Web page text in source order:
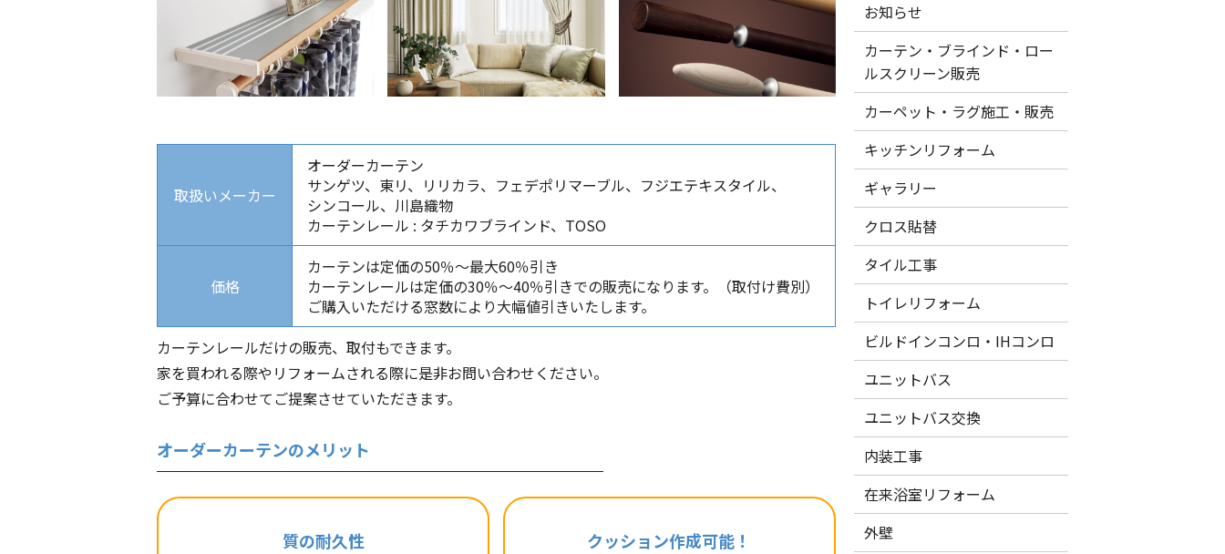
取扱いメーカー
オーダーカーテン
サンゲツ、東リ、リリカラ、フェデポリマーブル、フジエテキスタイル、
シンコール、川島織物
カーテンレール : タチカワブラインド、TOSO
価格
カーテンは定価の50％～最大60％引き
カーテンレールは定価の30％～40％引きでの販売になります。（取付け費別）
ご購入いただける窓数により大幅値引きいたします。
カーテンレールだけの販売、取付もできます。
家を買われる際やリフォームされる際に是非お問い合わせください。
ご予算に合わせてご提案させていただきます。
オーダーカーテンのメリット
質の耐久性 クッション作成可能！
お知らせ
カーテン・ブラインド・ロー
ルスクリーン販売
カーペット・ラグ施工・販売
キッチンリフォーム
ギャラリー
クロス貼替
タイル工事
トイレリフォーム
ビルドインコンロ・IHコンロ
ユニットバス
ユニットバス交換
内装工事
在来浴室リフォーム
外壁